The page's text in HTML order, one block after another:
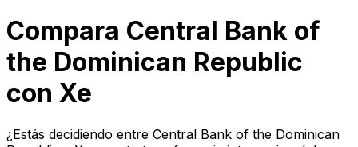
Compara Central Bank of
the Dominican Republic
con Xe
¿Estás decidiendo entre Central Bank of the Dominican